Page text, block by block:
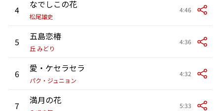
4 なでしこの花
松尾雄史
4:46
5 五島恋椿
丘 みどり
4:36
6 愛・ケセラセラ
パク・ジュニョン
4:32
7 満月の花 5:33